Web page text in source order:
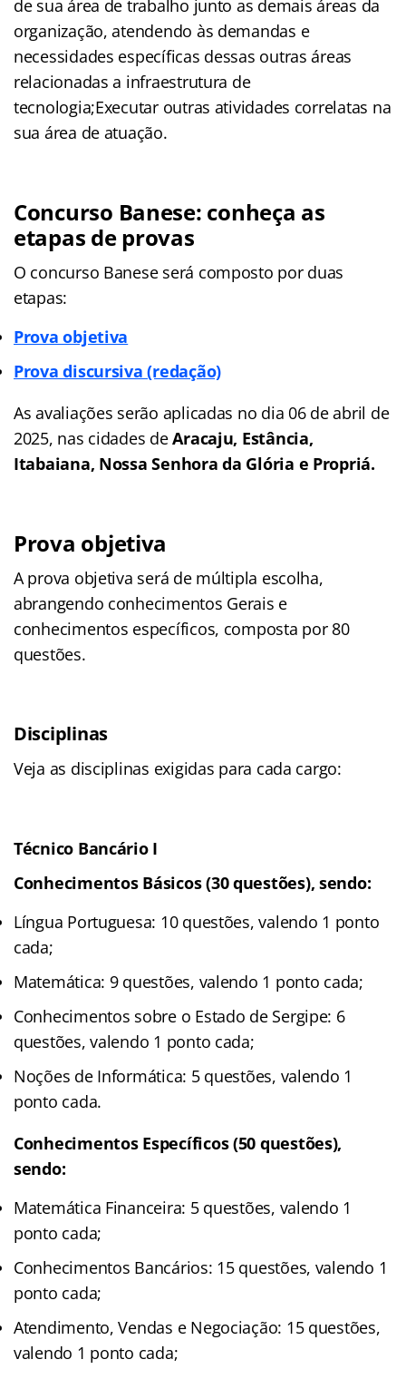
de sua área de trabalho junto as demais áreas da
organização, atendendo às demandas e
necessidades específicas dessas outras áreas
relacionadas a infraestrutura de
tecnologia;Executar outras atividades correlatas na
sua área de atuação.
Concurso Banese: conheça as
etapas de provas
O concurso Banese será composto por duas
etapas:
Prova objetiva
Prova discursiva (redação)
As avaliações serão aplicadas no dia 06 de abril de
2025, nas cidades deAracaju, Estância,
Itabaiana, Nossa Senhora da Glória e Propriá.
Prova objetiva
A prova objetiva será de múltipla escolha,
abrangendo conhecimentos Gerais e
conhecimentos específicos, composta por 80
questões.
Disciplinas
Veja as disciplinas exigidas para cada cargo:
Técnico Bancário I
Conhecimentos Básicos (30 questões), sendo:
Língua Portuguesa: 10 questões, valendo 1 ponto
cada;
Matemática: 9 questões, valendo 1 ponto cada;
Conhecimentos sobre o Estado de Sergipe: 6
questões, valendo 1 ponto cada;
Noções de Informática: 5 questões, valendo 1
ponto cada.
Conhecimentos Específicos (50 questões),
sendo:
Matemática Financeira: 5 questões, valendo 1
ponto cada;
Conhecimentos Bancários: 15 questões, valendo 1
ponto cada;
Atendimento, Vendas e Negociação: 15 questões,
valendo 1 ponto cada;